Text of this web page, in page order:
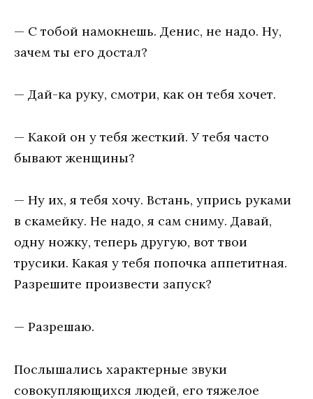
— С тобой намокнешь. Денис, не надо. Ну,
зачем ты его достал?
— Дай-ка руку, смотри, как он тебя хочет.
— Какой он у тебя жесткий. У тебя часто
бывают женщины?
— Ну их, я тебя хочу. Встань, упрись руками
в скамейку. Не надо, я сам сниму. Давай,
одну ножку, теперь другую, вот твои
трусики. Какая у тебя попочка аппетитная.
Разрешите произвести запуск?
— Разрешаю.
Послышались характерные звуки
совокупляющихся людей, его тяжелое